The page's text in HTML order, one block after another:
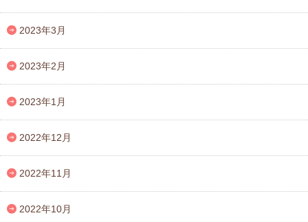
2023年3月
2023年2月
2023年1月
2022年12月
2022年11月
2022年10月